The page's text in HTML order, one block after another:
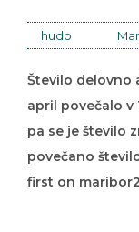
hudo
Število delovno
april povečalo v
pa se je število
povečano
first on